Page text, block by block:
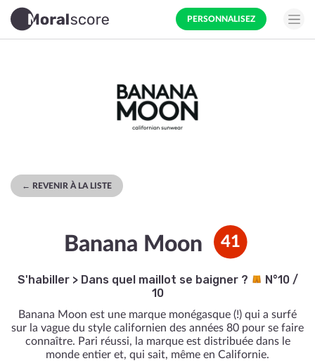
PERSONNALISEZ
← REVENIR À LA LISTE
Banana Moon 41
S'habiller> Dans quel maillot se baigner ?
N°10 /
10
Banana Moon est une marque monégasque (!) qui a surfé
sur la vague du style californien des années 80 pour se faire
connaître. Pari réussi, la marque est distribuée dans le
monde entier et, qui sait, même en Californie.